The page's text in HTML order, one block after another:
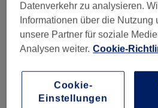
My Thai Massage
Datenverkehr zu analysieren.
Informationen über die Nutzung
unsere Partner für soziale
Analysen weiter. Cookie-
Cookie-
Einstellungen